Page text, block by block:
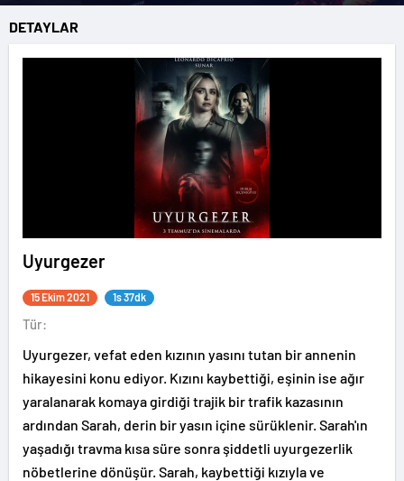
DETAYLAR
Uyurgezer
15 Ekim 2021 1s 37dk
Tür:
Uyurgezer, vefat eden kızının yasını tutan bir annenin
hikayesini konu ediyor. Kızını kaybettiği, eşinin ise ağır
yaralanarak komaya girdiği trajik bir trafik kazasının
ardından Sarah, derin bir yasın içine sürüklenir. Sarah'ın
yaşadığı travma kısa süre sonra şiddetli uyurgezerlik
nöbetlerine dönüşür. Sarah, kaybettiği kızıyla ve